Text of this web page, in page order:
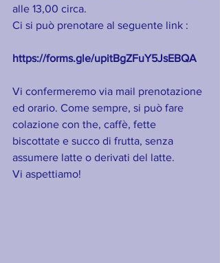
alle 13,00 circa.
Ci si può prenotare al seguente link :
https://forms.gle/upitBgZFuY5JsEBQA
Vi confermeremo via mail prenotazione
ed orario. Come sempre, si può fare
colazione con the, caffè, fette
biscottate e succo di frutta, senza
assumere latte o derivati del latte.
Vi aspettiamo!